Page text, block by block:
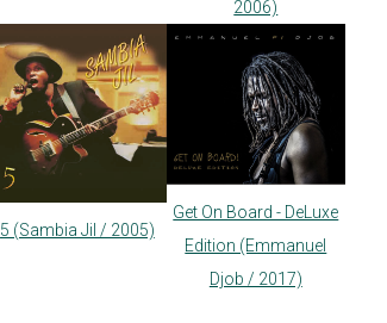
2006)
5 (Sambia Jil / 2005)
Get On Board - DeLuxe
Edition (Emmanuel
Djob / 2017)